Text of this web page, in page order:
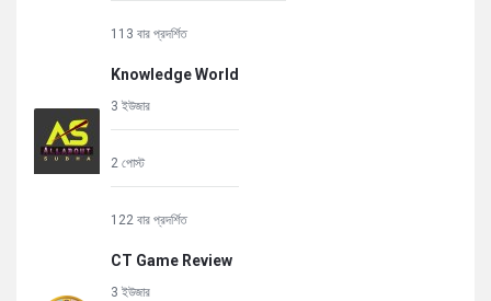
113 বার প্রদর্শিত
Knowledge World
3 ইউজার
2 পোস্ট
122 বার প্রদর্শিত
CT Game Review
3 ইউজার